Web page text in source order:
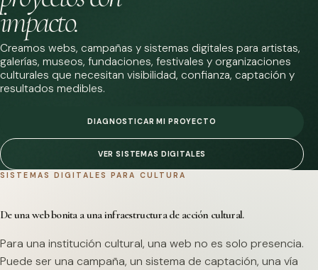
impacto.
Creamos webs, campañas y sistemas digitales para artistas,
galerías, museos, fundaciones, festivales y organizaciones
culturales que necesitan visibilidad, confianza, captación y
resultados medibles.
DIAGNOSTICAR MI PROYECTO
VER SISTEMAS DIGITALES
SISTEMAS DIGITALES PARA CULTURA
De una web bonita a una infraestructura de acción cultural.
Para una institución cultural, una web no es solo presencia.
Puede ser una campaña, un sistema de captación, una vía